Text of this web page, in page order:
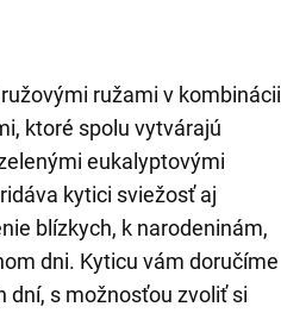
ružami v kombinácii
ktoré spolu vytvárajú
eukalyptovými
kytici sviežosť aj
blízkych, k narodeninám,
dni. Kyticu vám doručíme
dní, s možnosťou zvoliť si